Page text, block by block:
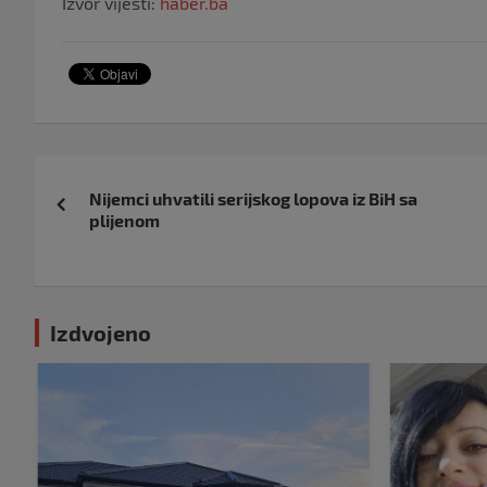
objava
Nijemci uhvatili serijskog lopova iz BiH sa
plijenom
Izdvojeno